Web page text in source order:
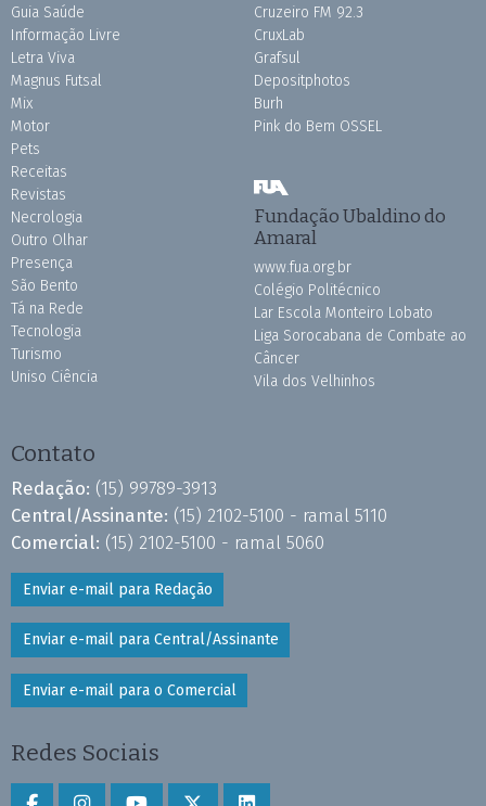
Guia Saúde
Informação Livre
Letra Viva
Magnus Futsal
Mix
Motor
Pets
Receitas
Revistas
Necrologia
Outro Olhar
Presença
São Bento
Tá na Rede
Tecnologia
Turismo
Uniso Ciência
Cruzeiro FM 92.3
CruxLab
Grafsul
Depositphotos
Burh
Pink do Bem OSSEL
Fundação Ubaldino do
Amaral
www.fua.org.br
Colégio Politécnico
Lar Escola Monteiro Lobato
Liga Sorocabana de Combate ao
Câncer
Vila dos Velhinhos
Contato
Redação: (15) 99789-3913
Central/Assinante: (15) 2102-5100 - ramal 5110
Comercial: (15) 2102-5100 - ramal 5060
Enviar e-mail para Redação
Enviar e-mail para Central/Assinante
Enviar e-mail para o Comercial
Redes Sociais